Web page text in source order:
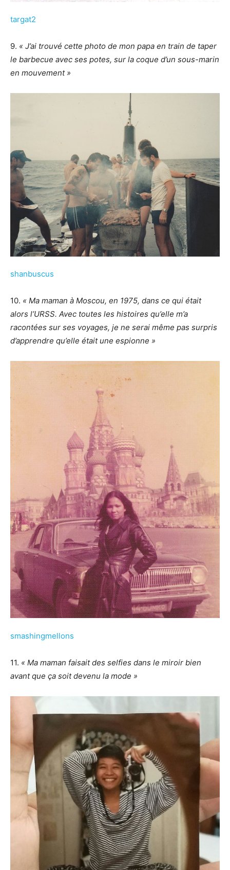
targat2
9. « J’ai trouvé cette photo de mon papa en train de taper
le barbecue avec ses potes, sur la coque d’un sous-marin
en mouvement »
shanbuscus
10. « Ma maman à Moscou, en 1975, dans ce qui était
alors l’URSS. Avec toutes les histoires qu’elle m’a
racontées sur ses voyages, je ne serai même pas surpris
d’apprendre qu’elle était une espionne »
smashingmellons
11. « Ma maman faisait des selfies dans le miroir bien
avant que ça soit devenu la mode »